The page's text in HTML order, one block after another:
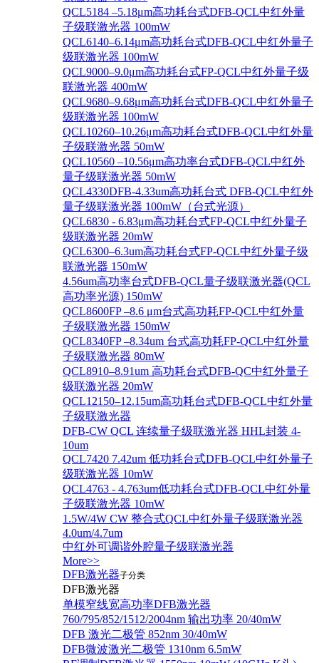
QCL5184 –5.18μm高功耗台式DFB-QCL中红外量
子级联激光器 100mW
QCL6140–6.14μm高功耗台式DFB-QCL中红外量子
级联激光器 100mW
QCL9000–9.0μm高功耗台式FP-QCL中红外量子级
联激光器 400mW
QCL9680–9.68μm高功耗台式DFB-QCL中红外量子
级联激光器 100mW
QCL10260–10.26μm高功耗台式DFB-QCL中红外量
子级联激光器 50mW
QCL10560 –10.56μm高功率台式DFB-QCL中红外
量子级联激光器 50mW
QCL4330DFB-4.33um高功耗台式 DFB-QCL中红外
量子级联激光器 100mW（台式光源）
QCL6830 - 6.83μm高功耗台式FP-QCL中红外量子
级联激光器 20mW
QCL6300–6.3um高功耗台式FP-QCL中红外量子级
联激光器 150mW
4.56um高功率台式DFB-QCL量子级联激光器(QCL
高功率光源) 150mW
QCL8600FP –8.6 μm台式高功耗FP-QCL中红外量
子级联激光器 150mW
QCL8340FP –8.34um 台式高功耗FP-QCL中红外量
子级联激光器 80mW
QCL8910–8.91um 高功耗台式DFB-QC中红外量子
级联激光器 20mW
QCL12150–12.15um高功耗台式DFB-QCL中红外量
子级联激光器
DFB-CW QCL 连续量子级联激光器 HHL封装 4-
10um
QCL7420 7.42um 低功耗台式DFB-QCL中红外量子
级联激光器 10mW
QCL4763 - 4.763um低功耗台式DFB-QCL中红外量
子级联激光器 10mW
1.5W/4W CW 整合式QCL中红外量子级联激光器
4.0um/4.7um
中红外可调谐外腔量子级联激光器
More>>
DFB激光器子分类
DFB激光器
单模窄线宽高功率DFB激光器
760/795/852/1512/2004nm 输出功率 20/40mW
DFB 激光二极管 852nm 30/40mW
DFB微波激光二极管 1310nm 6.5mW